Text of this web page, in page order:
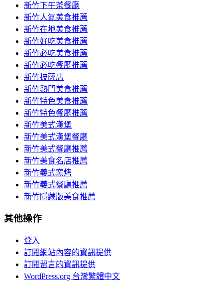
新竹下午茶餐廳
新竹人氣美食推薦
新竹在地美食推薦
新竹好吃美食推薦
新竹必吃美食推薦
新竹必吃餐廳推薦
新竹披薩店
新竹熱門美食推薦
新竹特色美食推薦
新竹特色餐廳推薦
新竹美式漢堡
新竹美式漢堡餐廳
新竹美式餐廳推薦
新竹美食名店推薦
新竹義式窯烤
新竹義式餐廳推薦
新竹隱藏版美食推薦
其他操作
登入
訂閱網站內容的資訊提供
訂閱留言的資訊提供
WordPress.org 台灣繁體中文